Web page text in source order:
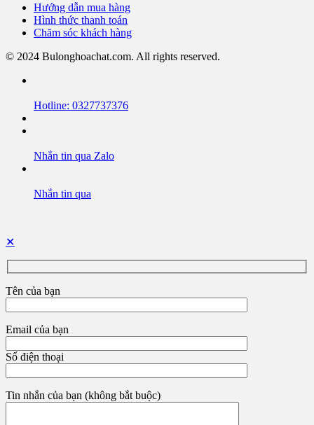
Hướng dẫn mua hàng
Hình thức thanh toán
Chăm sóc khách hàng
© 2024 Bulonghoachat.com. All rights reserved.
Hotline: 0327737376
Nhắn tin qua Zalo
Nhắn tin qua
✕
Tên của bạn
Email của bạn
Số điện thoại
Tin nhắn của bạn (không bắt buộc)